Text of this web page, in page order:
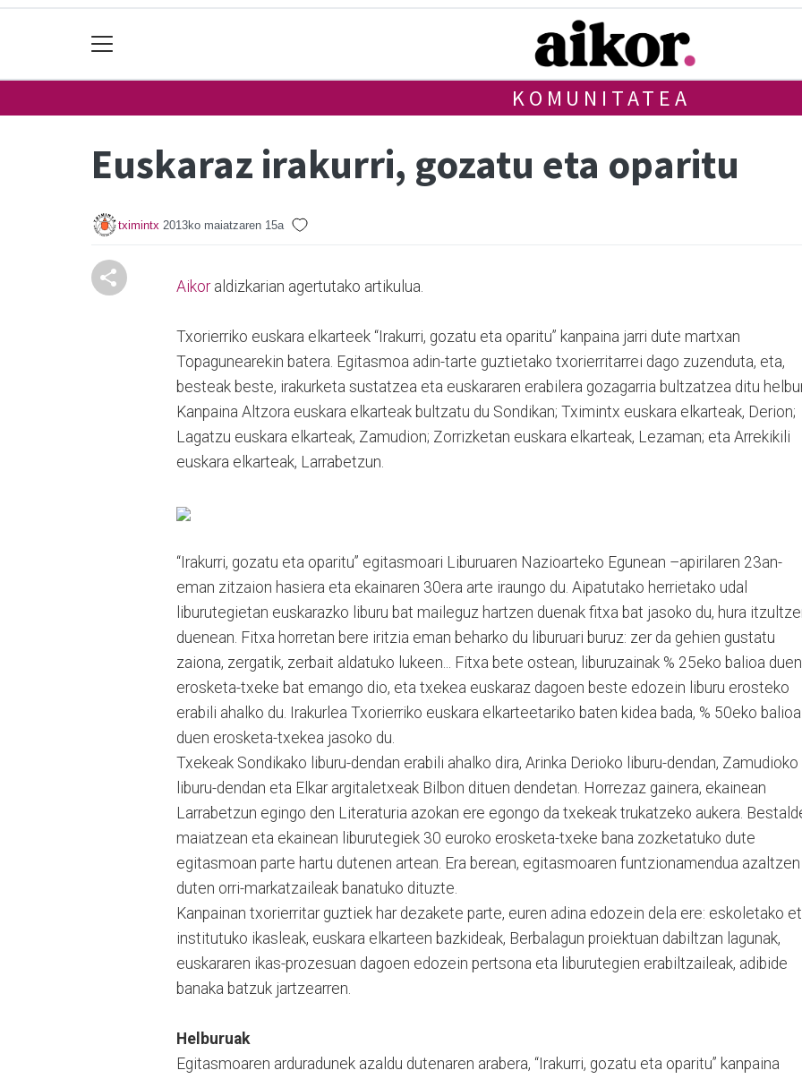
KOMUNITATEA
Euskaraz irakurri, gozatu eta oparitu
tximintx 2013ko maiatzaren 15a
Aikoraldizkarian agertutako artikulua.
Txorierriko euskara elkarteek “Irakurri, gozatu eta oparitu” kanpaina jarri dute martxan
Topagunearekin batera. Egitasmoa adin-tarte guztietako txorierritarrei dago zuzenduta, eta,
besteak beste, irakurketa sustatzea eta euskararen erabilera gozagarria bultzatzea ditu
Kanpaina Altzora euskara elkarteak bultzatu du Sondikan; Tximintx euskara elkarteak, Derion;
Lagatzu euskara elkarteak, Zamudion; Zorrizketan euskara elkarteak, Lezaman; eta Arrekikili
euskara elkarteak, Larrabetzun.
“Irakurri, gozatu eta oparitu” egitasmoari Liburuaren Nazioarteko Egunean –apirilaren 23an-
eman zitzaion hasiera eta ekainaren 30era arte iraungo du. Aipatutako herrietako udal
liburutegietan euskarazko liburu bat maileguz hartzen duenak fitxa bat jasoko du, hura
duenean. Fitxa horretan bere iritzia eman beharko du liburuari buruz: zer da gehien gustatu
zaiona, zergatik, zerbait aldatuko lukeen... Fitxa bete ostean, liburuzainak % 25eko balioa duen
erosketa-txeke bat emango dio, eta txekea euskaraz dagoen beste edozein liburu erosteko
erabili ahalko du. Irakurlea Txorierriko euskara elkarteetariko baten kidea bada, % 50eko balioa
duen erosketa-txekea jasoko du.
Txekeak Sondikako liburu-dendan erabili ahalko dira, Arinka Derioko liburu-dendan, Zamudioko
liburu-dendan eta Elkar argitaletxeak Bilbon dituen dendetan. Horrezaz gainera, ekainean
Larrabetzun egingo den Literaturia azokan ere egongo da txekeak trukatzeko aukera.
maiatzean eta ekainean liburutegiek 30 euroko erosketa-txeke bana zozketatuko dute
egitasmoan parte hartu dutenen artean. Era berean, egitasmoaren funtzionamendua azaltzen
duten orri-markatzaileak banatuko dituzte.
Kanpainan txorierritar guztiek har dezakete parte, euren adina edozein dela ere: eskoletako
institutuko ikasleak, euskara elkarteen bazkideak, Berbalagun proiektuan dabiltzan lagunak,
euskararen ikas-prozesuan dagoen edozein pertsona eta liburutegien erabiltzaileak, adibide
banaka batzuk jartzearren.
Helburuak
Egitasmoaren arduradunek azaldu dutenaren arabera, “Irakurri, gozatu eta oparitu” kanpaina